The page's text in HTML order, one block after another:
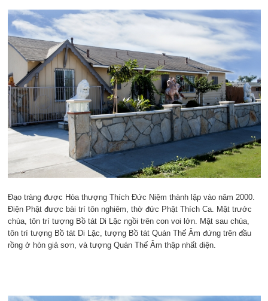
Đạo tràng được Hòa thượng Thích Đức Niệm thành lập vào năm 2000.
Điện Phật được bài trí tôn nghiêm, thờ đức Phật Thích Ca. Mặt trước
chùa, tôn trí tượng Bồ tát Di Lặc ngồi trên con voi lớn. Mặt sau chùa,
tôn trí tượng Bồ tát Di Lặc, tượng Bồ tát Quán Thế Âm đứng trên đầu
rồng ở hòn giả sơn, và tượng Quán Thế Âm thập nhất diện.